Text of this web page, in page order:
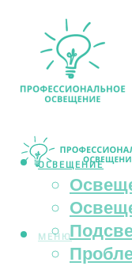
ОСВЕЩЕНИЕ
МЕНЮ